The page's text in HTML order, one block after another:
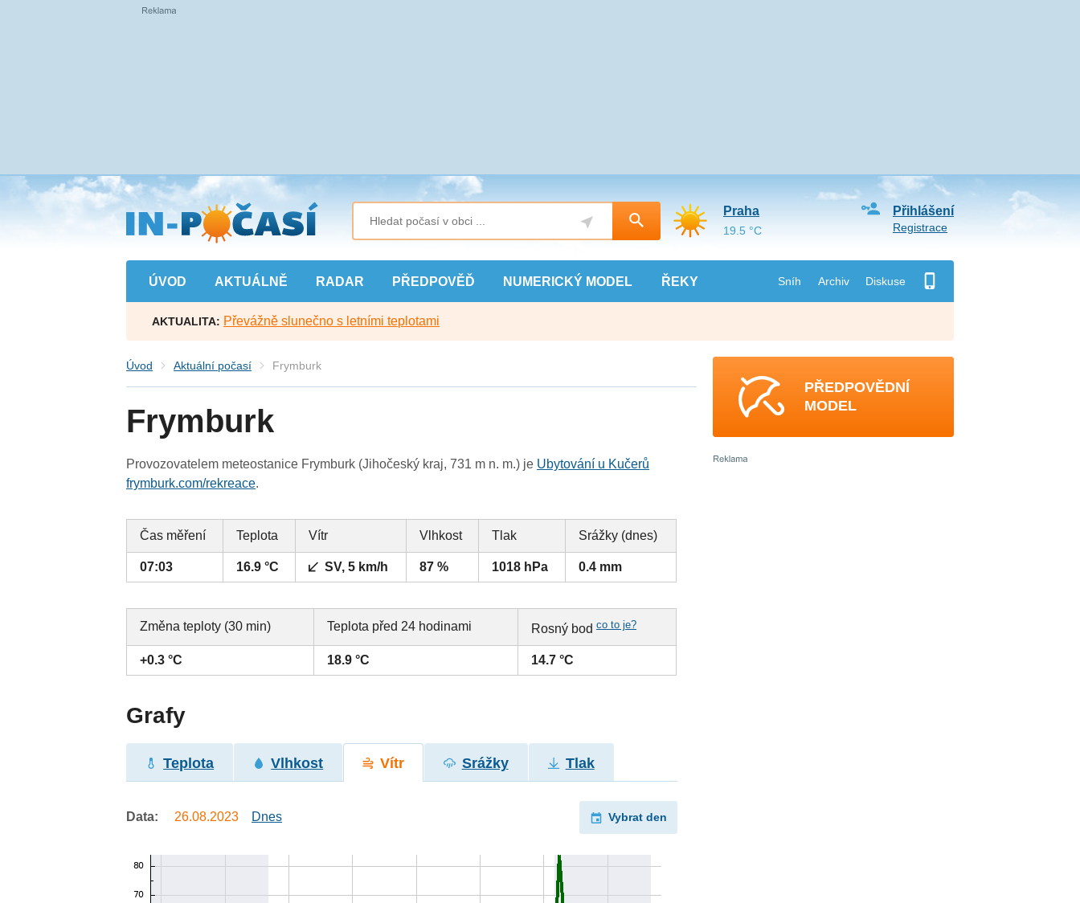
Přejít
na
hlavní
obsah
ÚVOD AKTUÁLNĚ RADAR PŘEDPOVĚĎ NUMERICKÝ MODEL ŘEKY Sníh Archiv Diskuse
Přihlášení
Registrace
Praha
19.5 °C
AKTUALITA: Převážně slunečno s letními teplotami
Úvod Aktuální počasí Frymburk
Frymburk
Provozovatelem meteostanice Frymburk (Jihočeský kraj, 731 m n. m.) je Ubytování u Kučerů
frymburk.com/rekreace.
Čas měření Teplota Vítr Vlhkost Tlak Srážky (dnes)
07:03 16.9 °C SV, 5 km/h 87 % 1018 hPa 0.4 mm
Změna teploty (30 min) Teplota před 24 hodinami Rosný bodco to je?
+0.3 °C 18.9 °C 14.7 °C
Grafy
Teplota Vlhkost Vítr Srážky Tlak
Data: 26.08.2023 Dnes Vybrat den
PŘEDPOVĚDNÍ
MODEL